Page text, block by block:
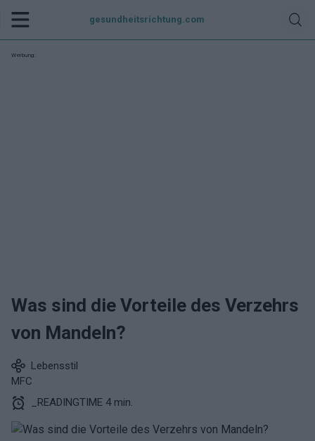
gesundheitsrichtung.com
Werbung:
Was sind die Vorteile des Verzehrs
von Mandeln?
Lebensstil
MFC
_READINGTIME 4 min.